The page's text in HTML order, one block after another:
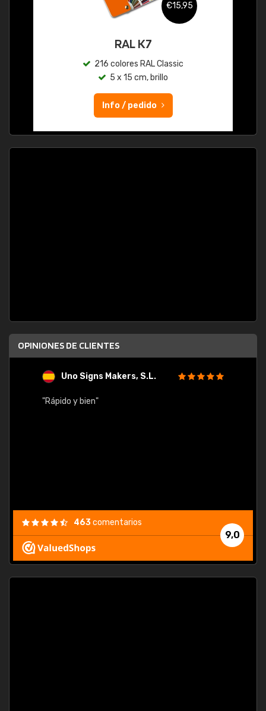
€15,95
RAL K7
216 colores RAL Classic
5 x 15 cm, brillo
Info / pedido
OPINIONES DE CLIENTES
Uno Signs Makers, S.L.
"Rápido y bien"
9,0
463comentarios